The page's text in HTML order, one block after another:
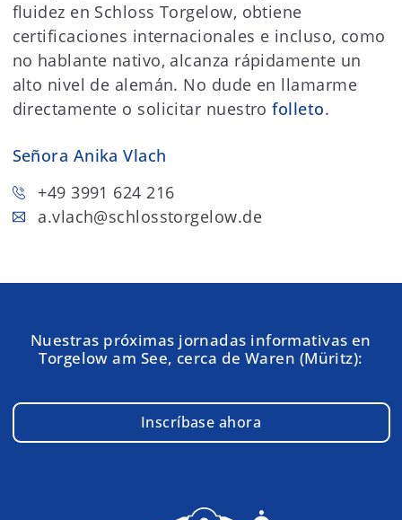
fluidez en Schloss Torgelow, obtiene
certificaciones internacionales e incluso, como
no hablante nativo, alcanza rápidamente un
alto nivel de alemán. No dude en llamarme
directamente o solicitar nuestrofolleto.
Señora Anika Vlach
+49 3991 624 216
a.vlach@schlosstorgelow.de
Nuestras próximas jornadas informativas en
Torgelow am See, cerca de Waren (Müritz):
Inscríbase ahora